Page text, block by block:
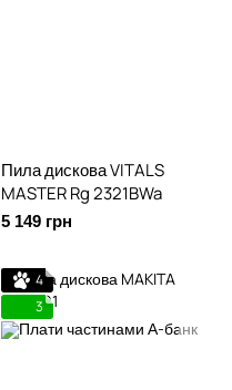
Пила дискова VITALS
MASTER Rg 2321BWa
5 149 грн
4
3